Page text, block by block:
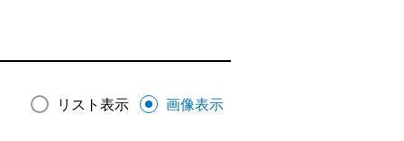
リスト表示 画像表示